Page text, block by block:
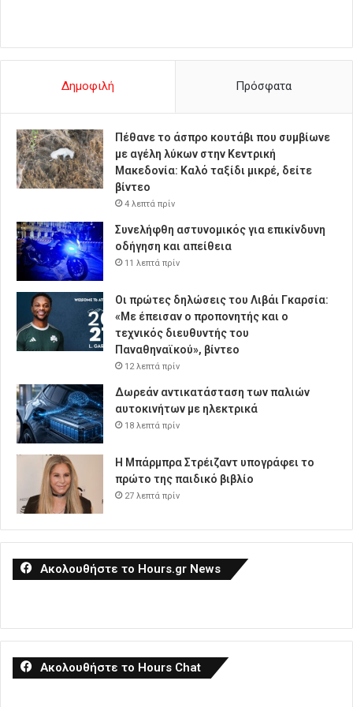
Δημοφιλή Πρόσφατα
Πέθανε το άσπρο κουτάβι που συμβίωνε
με αγέλη λύκων στην Κεντρική
Μακεδονία: Καλό ταξίδι μικρέ, δείτε
βίντεο
4 λεπτά πρίν
Συνελήφθη αστυνομικός για επικίνδυνη
οδήγηση και απείθεια
11 λεπτά πρίν
Οι πρώτες δηλώσεις του Λιβάι Γκαρσία:
«Με έπεισαν ο προπονητής και ο
τεχνικός διευθυντής του
Παναθηναϊκού», βίντεο
12 λεπτά πρίν
Δωρεάν αντικατάσταση των παλιών
αυτοκινήτων με ηλεκτρικά
18 λεπτά πρίν
Η Μπάρμπρα Στρέιζαντ υπογράφει το
πρώτο της παιδικό βιβλίο
27 λεπτά πρίν
Ακολουθήστε το Hours.gr News
Ακολουθήστε το Hours Chat